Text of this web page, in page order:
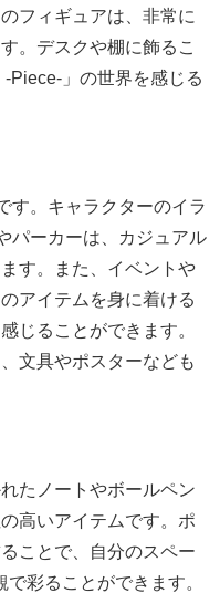
フィギュアは、非常に
。デスクや棚に飾るこ
Piece-」の世界を感じる
す。キャラクターのイラ
パーカーは、カジュアル
す。また、イベントや
アイテムを身に着ける
じることができます。
文具やポスターなども
たノートやボールペン
高いアイテムです。ポ
ことで、自分のスペー
彩ることができます。